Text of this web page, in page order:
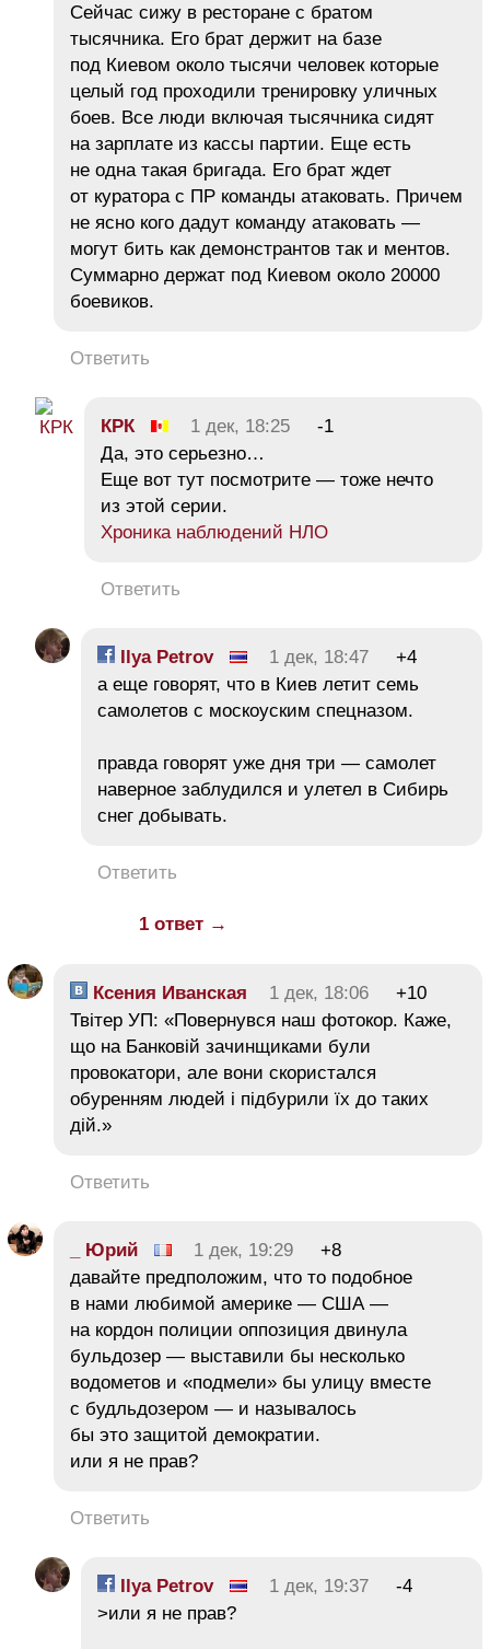
Сейчас сижу в ресторане с братом
тысячника. Его брат держит на базе
под Киевом около тысячи человек которые
целый год проходили тренировку уличных
боев. Все люди включая тысячника сидят
на зарплате из кассы партии. Еще есть
не одна такая бригада. Его брат ждет
от куратора с ПР команды атаковать. Причем
не ясно кого дадут команду атаковать —
могут бить как демонстрантов так и ментов.
Суммарно держат под Киевом около 20000
боевиков.
Ответить
КРК 1 дек, 18:25
-1
Да, это серьезно…
Еще вот тут посмотрите — тоже нечто
из этой серии.
Хроника наблюдений НЛО
Ответить
Ilya Petrov 1 дек, 18:47
+4
а еще говорят, что в Киев летит семь
самолетов с москоуским спецназом.
правда говорят уже дня три — самолет
наверное заблудился и улетел в Сибирь
снег добывать.
Ответить
1 ответ →
Ксения Иванская 1 дек, 18:06
+10
Твітер УП: «Повернувся наш фотокор. Каже,
що на Банковій зачинщиками були
провокатори, але вони скористался
обуренням людей і підбурили їх до таких
дій.»
Ответить
_ Юрий 1 дек, 19:29
+8
давайте предположим, что то подобное
в нами любимой америке — США —
на кордон полиции оппозиция двинула
бульдозер — выставили бы несколько
водометов и «подмели» бы улицу вместе
с будльдозером — и называлось
бы это защитой демократии.
или я не прав?
Ответить
Ilya Petrov 1 дек, 19:37
-4
>или я не прав?